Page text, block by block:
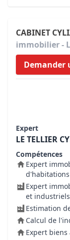
CABINET
immobilier -
Demander
Expert
LE TELLIER
Compétences
Expert
d'habitations
Expert
et industriels
Estimation
Calcul de
Expert